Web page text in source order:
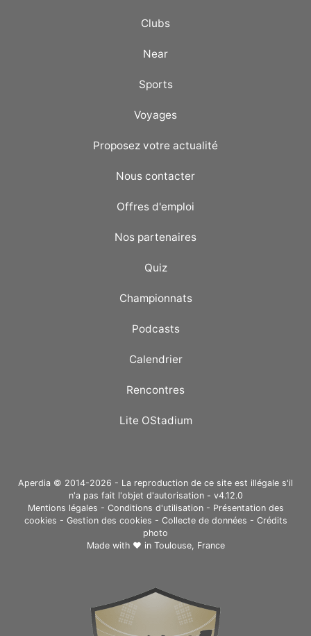
Clubs
Near
Sports
Voyages
Proposez votre actualité
Nous contacter
Offres d'emploi
Nos partenaires
Quiz
Championnats
Podcasts
Calendrier
Rencontres
Lite OStadium
Aperdia © 2014-2026 - La reproduction de ce site est illégale s'il
n'a pas fait l'objet d'autorisation - v4.12.0
Mentions légales - Conditions d'utilisation- Présentation des
cookies - Gestion des cookies - Collecte de données - Crédits
photo
Made with ❤ in Toulouse, France